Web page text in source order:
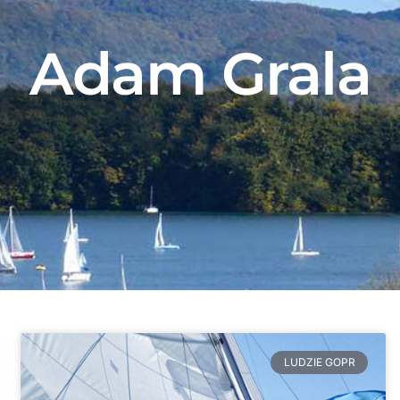
Adam Grala
LUDZIE GOPR